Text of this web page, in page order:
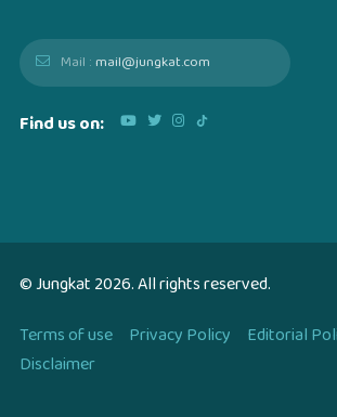
Mail :mail@jungkat.com
Find us on:
© Jungkat2026. All rights reserved.
Terms of use Privacy Policy
Editorial
Disclaimer